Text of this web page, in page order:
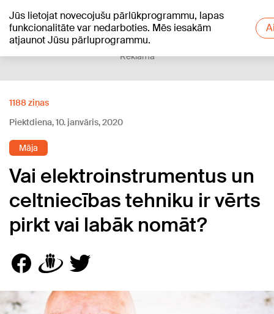
Jūs lietojat novecojušu pārlūkprogrammu, lapas
funkcionalitāte var nedarboties. Mēs iesakām
atjaunot Jūsu pārluprogrammu.
+17°C
Reklāma
1188 ziņas
Piektdiena, 10. janvāris, 2020
Māja
Vai elektroinstrumentus un
celtniecības tehniku ir vērts
pirkt vai labāk nomāt?